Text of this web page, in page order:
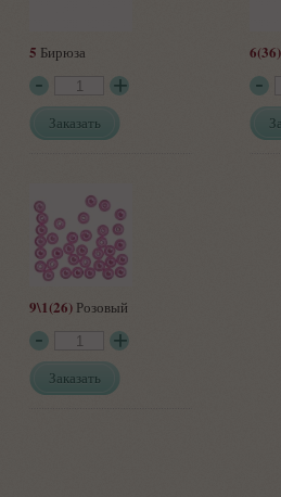
5 Бирюза
Заказать
6(36)
9\1(26) Розовый
Заказать